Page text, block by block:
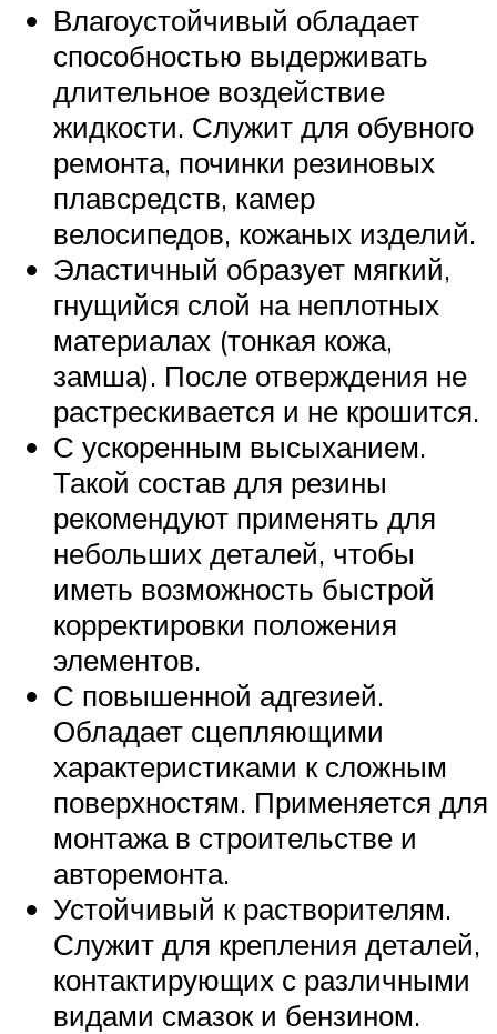
Влагоустойчивый обладает
способностью выдерживать
длительное воздействие
жидкости. Служит для обувного
ремонта, починки резиновых
плавсредств, камер
велосипедов, кожаных изделий.
Эластичный образует мягкий,
гнущийся слой на неплотных
материалах (тонкая кожа,
замша). После отверждения не
растрескивается и не крошится.
С ускоренным высыханием.
Такой состав для резины
рекомендуют применять для
небольших деталей, чтобы
иметь возможность быстрой
корректировки положения
элементов.
С повышенной адгезией.
Обладает сцепляющими
характеристиками к сложным
поверхностям. Применяется для
монтажа в строительстве и
авторемонта.
Устойчивый к растворителям.
Служит для крепления деталей,
контактирующих с различными
видами смазок и бензином.